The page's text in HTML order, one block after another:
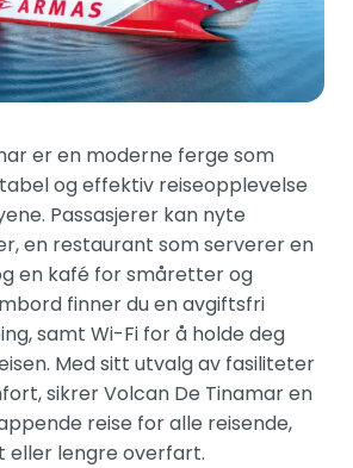
er en moderne ferge som
og effektiv reiseopplevelse
Passasjerer kan nyte
en restaurant som serverer en
en kafé for småretter og
finner du en avgiftsfri
samt Wi-Fi for å holde deg
Med sitt utvalg av fasiliteter
sikrer Volcan De Tinamar en
reise for alle reisende,
eller lengre overfart.